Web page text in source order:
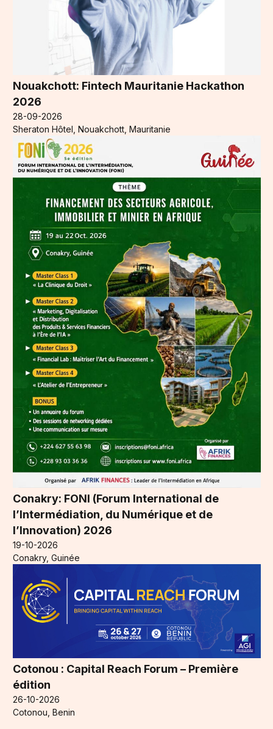
Nouakchott: Fintech Mauritanie Hackathon
2026
28-09-2026
Sheraton Hôtel, Nouakchott, Mauritanie
Conakry: FONI (Forum International de
l’Intermédiation, du Numérique et de
l’Innovation) 2026
19-10-2026
Conakry, Guinée
Cotonou : Capital Reach Forum – Première
édition
26-10-2026
Cotonou, Benin